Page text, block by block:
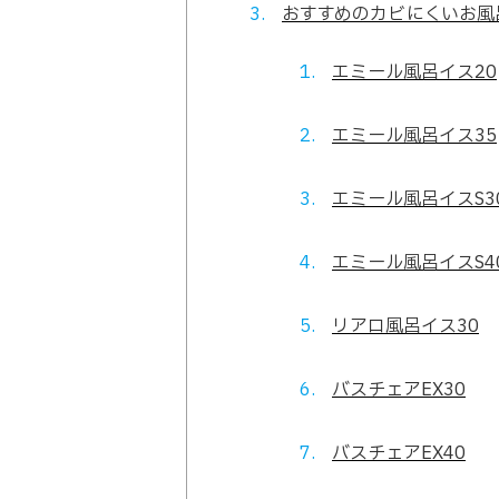
おすすめのカビにくいお
エミール風呂イス20
エミール風呂イス35
エミール風呂イス
エミール風呂イス
リアロ風呂イス30
バスチェアEX30
バスチェアEX40